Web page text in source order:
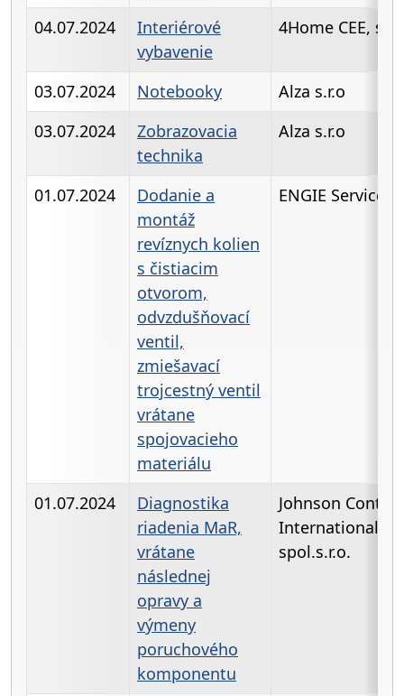
04.07.2024
Interiérové
vybavenie
4Home CEE,
03.07.2024 Notebooky
Alza s.r.o
03.07.2024
Zobrazovacia
technika
Alza s.r.o
01.07.2024
Dodanie a
montáž
revíznych kolien
s čistiacim
otvorom,
odvzdušňovací
ventil,
zmiešavací
trojcestný ventil
vrátane
spojovacieho
materiálu
ENGIE Services
01.07.2024
Diagnostika
riadenia MaR,
vrátane
následnej
opravy a
výmeny
poruchového
komponentu
Johnson
International
spol.s.r.o.